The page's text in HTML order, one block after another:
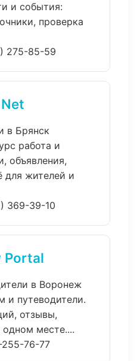
и события:
проверка
275-85-59
в Брянск
работа и
объявления,
для жителей и
369-39-10
Portal
в Воронеж
и путеводители.
отзывы,
месте....
76-77